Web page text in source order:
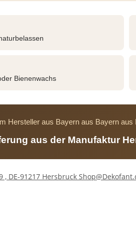
Bienenwachs
Hersteller aus Bayern aus Bayern
aus der Manufaktur
DE-91217 Hersbruck